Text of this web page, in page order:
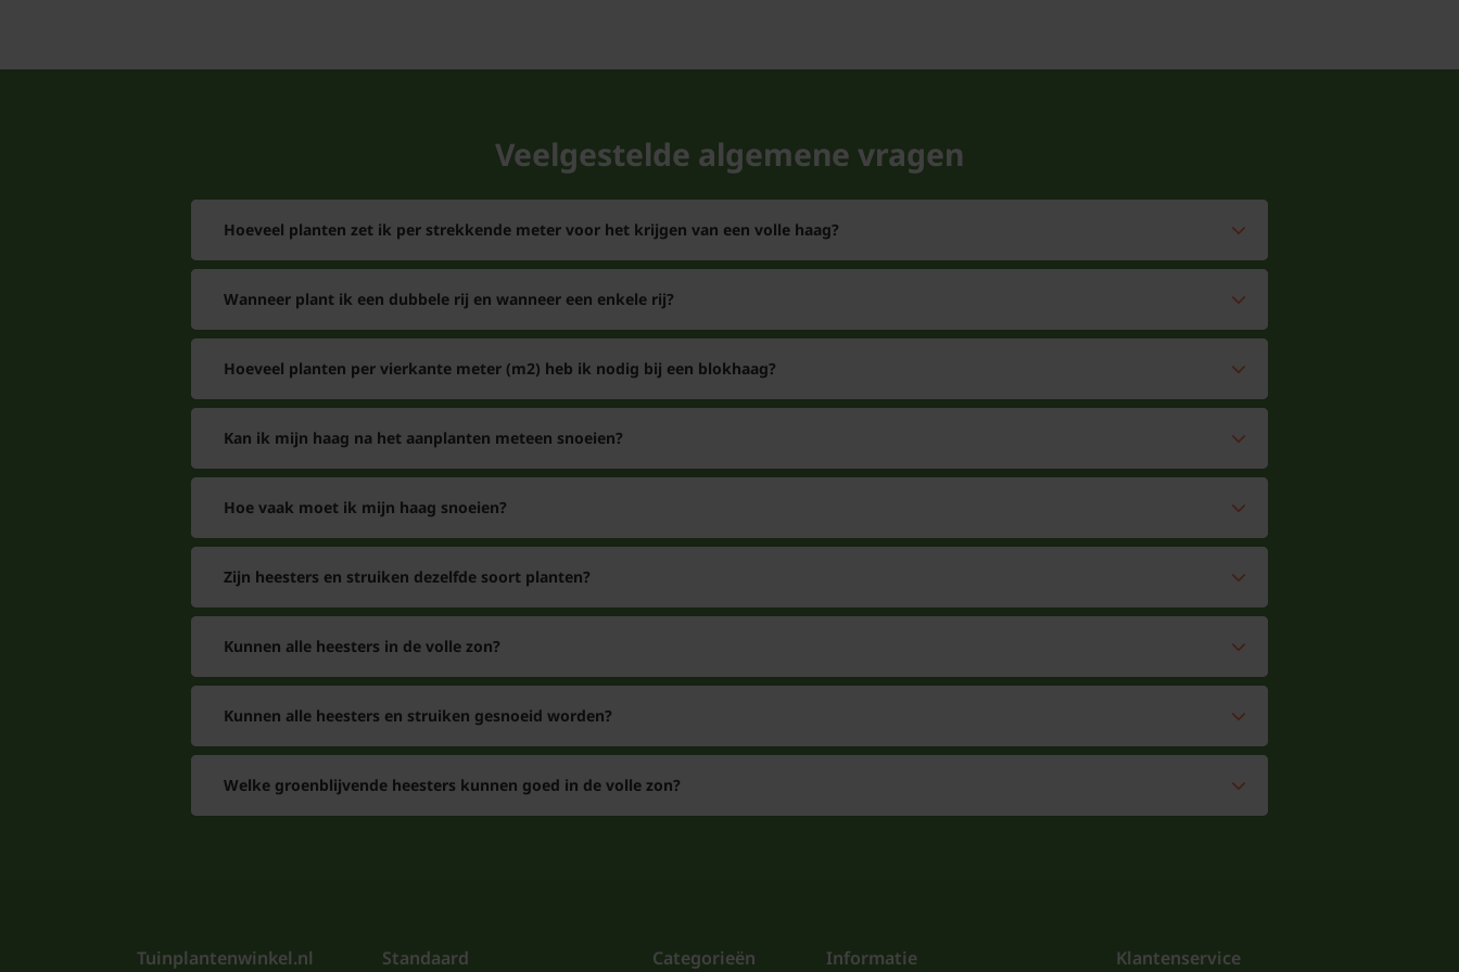
Veelgestelde algemene vragen
Hoeveel planten zet ik per strekkende meter voor het krijgen van een volle haag?
Wanneer plant ik een dubbele rij en wanneer een enkele rij?
Hoeveel planten per vierkante meter (m2) heb ik nodig bij een blokhaag?
Kan ik mijn haag na het aanplanten meteen snoeien?
Hoe vaak moet ik mijn haag snoeien?
Zijn heesters en struiken dezelfde soort planten?
Kunnen alle heesters in de volle zon?
Kunnen alle heesters en struiken gesnoeid worden?
Welke groenblijvende heesters kunnen goed in de volle zon?
Tuinplantenwinkel.nl
Standaard
Categorieën Informatie Klantenservice